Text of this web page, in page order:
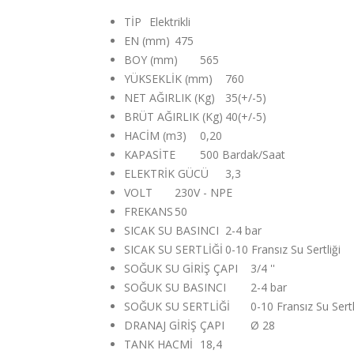
TİP
Elektrikli
EN (mm) 475
BOY (mm)
565
YÜKSEKLİK (mm)
760
NET AĞIRLIK (Kg)
35(+/-5)
BRÜT AĞIRLIK (Kg) 40(+/-5)
HACİM (m3)
0,20
KAPASİTE
500 Bardak/Saat
ELEKTRİK GÜCÜ
3,3
VOLT
230V - NPE
FREKANS 50
SICAK SU BASINCI 2-4 bar
SICAK SU SERTLİĞİ 0-10 Fransız Su Sertliği
SOĞUK SU GİRİŞ ÇAPI
3/4 ''
SOĞUK SU BASINCI
2-4 bar
SOĞUK SU SERTLİĞİ
0-10 Fransız Su
DRANAJ GİRİŞ ÇAPI
Ø 28
TANK HACMİ 18,4